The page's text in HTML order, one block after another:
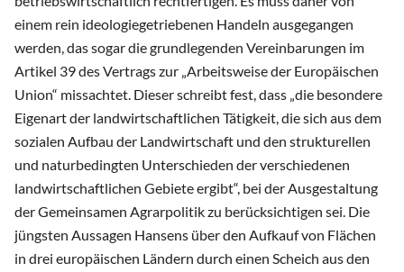
einem rein ideologiegetriebenen Handeln ausgegangen
werden, das sogar die grundlegenden Vereinbarungen im
Artikel 39 des Vertrags zur „Arbeitsweise der Europäischen
Union“ missachtet. Dieser schreibt fest, dass „die besondere
Eigenart der landwirtschaftlichen Tätigkeit, die sich aus dem
sozialen Aufbau der Landwirtschaft und den strukturellen
und naturbedingten Unterschieden der verschiedenen
landwirtschaftlichen Gebiete ergibt“, bei der Ausgestaltung
der Gemeinsamen Agrarpolitik zu berücksichtigen sei. Die
jüngsten Aussagen Hansens über den Aufkauf von Flächen
in drei europäischen Ländern durch einen Scheich aus den